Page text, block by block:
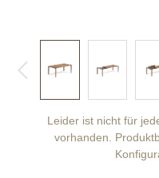
Leider ist nicht für
vorhanden.